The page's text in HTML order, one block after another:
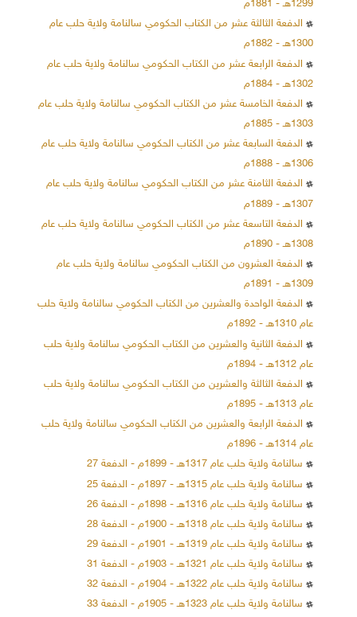
1299هـ - 1881م
الدفعة الثالثة عشر من الكتاب الحكومي سالنامة ولاية حلب عام
1300هـ - 1882م
الدفعة الرابعة عشر من الكتاب الحكومي سالنامة ولاية حلب عام
1302هـ - 1884م
الدفعة الخامسة عشر من الكتاب الحكومي سالنامة ولاية حلب عام
1303هـ - 1885م
الدفعة السابعة عشر من الكتاب الحكومي سالنامة ولاية حلب عام
1306هـ - 1888م
الدفعة الثامنة عشر من الكتاب الحكومي سالنامة ولاية حلب عام
1307هـ - 1889م
الدفعة التاسعة عشر من الكتاب الحكومي سالنامة ولاية حلب عام
1308هـ - 1890م
الدفعة العشرون من الكتاب الحكومي سالنامة ولاية حلب عام
1309هـ - 1891م
الدفعة الواحدة والعشرين من الكتاب الحكومي سالنامة ولاية حلب
عام 1310هـ - 1892م
الدفعة الثانية والعشرين من الكتاب الحكومي سالنامة ولاية حلب
عام 1312هـ - 1894م
الدفعة الثالثة والعشرين من الكتاب الحكومي سالنامة ولاية حلب
عام 1313هـ - 1895م
الدفعة الرابعة والعشرين من الكتاب الحكومي سالنامة ولاية حلب
عام 1314هـ - 1896م
سالنامة ولاية حلب عام 1317هـ - 1899م - الدفعة 27
سالنامة ولاية حلب عام 1315هـ - 1897م - الدفعة 25
سالنامة ولاية حلب عام 1316هـ - 1898م - الدفعة 26
سالنامة ولاية حلب عام 1318هـ - 1900م - الدفعة 28
سالنامة ولاية حلب عام 1319هـ - 1901م - الدفعة 29
سالنامة ولاية حلب عام 1321هـ - 1903م - الدفعة 31
سالنامة ولاية حلب عام 1322هـ - 1904م - الدفعة 32
سالنامة ولاية حلب عام 1323هـ - 1905م - الدفعة 33